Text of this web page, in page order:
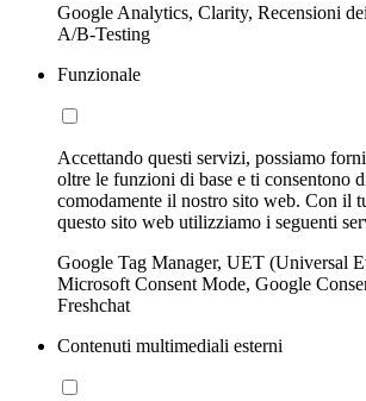
Google Analytics, Clarity, Recensioni
A/B-Testing
Funzionale
Accettando questi servizi, possiamo
oltre le funzioni di base e ti consentono
comodamente il nostro sito web. Con il
questo sito web utilizziamo i seguenti
Google Tag Manager, UET (Universal
Microsoft Consent Mode, Google
Freshchat
Contenuti multimediali esterni